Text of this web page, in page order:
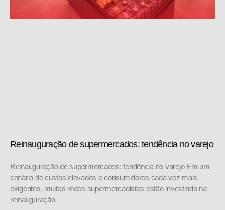
Reinauguração de supermercados: tendência no varejo
Reinauguração de supermercados: tendência no varejo Em um
cenário de custos elevados e consumidores cada vez mais
exigentes, muitas redes supermercadistas estão investindo na
reinauguração